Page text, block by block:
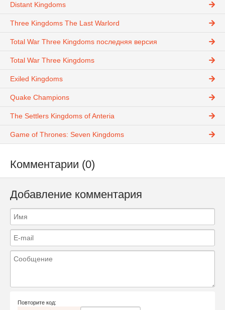
Distant Kingdoms
Three Kingdoms The Last Warlord
Total War Three Kingdoms последняя версия
Total War Three Kingdoms
Exiled Kingdoms
Quake Champions
The Settlers Kingdoms of Anteria
Game of Thrones: Seven Kingdoms
Комментарии (0)
Добавление комментария
Повторите код: